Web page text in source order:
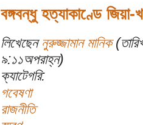
বঙ্গবন্ধু হত্যাকাণ্ডে
লিখেছেন নুরুজ্জামান মানিক
৯:১১অপরাহ্ন)
ক্যাটেগরি:
গবেষণা
রাজনীতি